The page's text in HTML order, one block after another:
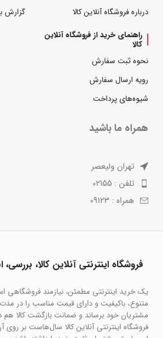
درباره فروشگاه آنلاین کالا
گزارش
راهنمای خرید از فروشگاه آنلاین
کالا
نحوه ثبت سفارش
رویه ارسال سفارش
شیوه‌های پرداخت
همراه ما باشید
تهران ولیعصر
تلفن : 02155
همراه : 09123
فروشگاه اینترنتی آنلاین کالا،
یک خرید اینترنتی مطمئن، نیازمند فروشگاهی
متنوع، باکیفیت و دارای قیمت مناسب را در
مشتریان خود برساند و ضمانت بازگشت کالا هم
فروشگاه اینترنتی آنلاین کالا سال‌هاست بر روی